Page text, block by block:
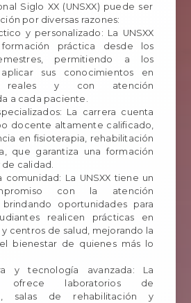
Siglo XX (UNSXX) puede ser
por diversas razones:
y personalizado: La UNSXX
práctica desde los
permitiendo a los
sus conocimientos en
reales y con atención
a cada paciente.
La carrera cuenta
docente altamente calificado,
en fisioterapia, rehabilitación
que garantiza una formación
calidad.
comunidad: La UNSXX tiene un
con la atención
brindando oportunidades para
realicen prácticas en
y centros de salud, mejorando la
bienestar de quienes más lo
y tecnología avanzada: La
ofrece laboratorios de
salas de rehabilitación y